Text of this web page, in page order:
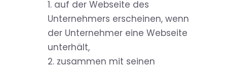
1. auf der Webseite des
Unternehmers erscheinen, wenn
der Unternehmer eine Webseite
unterhält,
2. zusammen mit seinen